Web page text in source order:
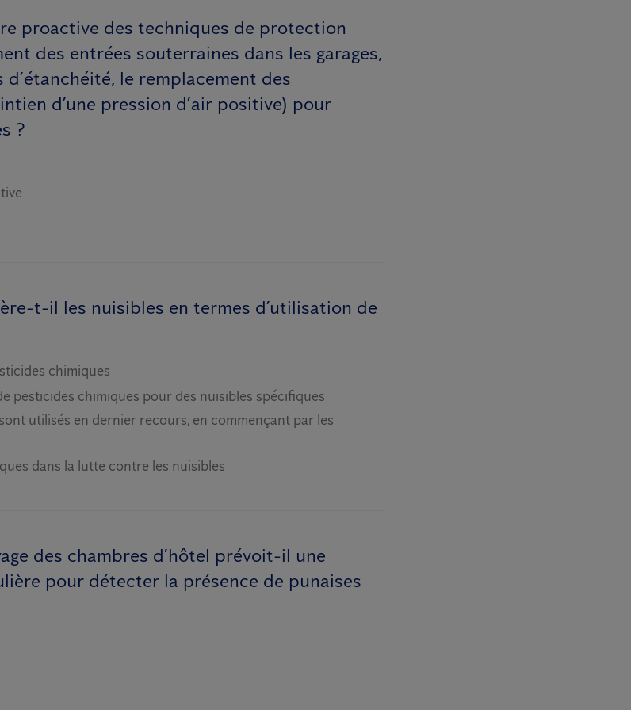
proactive des techniques de protection
des entrées souterraines dans les garages,
le remplacement des
d’une pression d’air positive) pour
?
t-il les nuisibles en termes d’utilisation de
chimiques
pesticides chimiques pour des nuisibles spécifiques
utilisés en dernier recours, en commençant par les
dans la lutte contre les nuisibles
des chambres d’hôtel prévoit-il une
pour détecter la présence de punaises